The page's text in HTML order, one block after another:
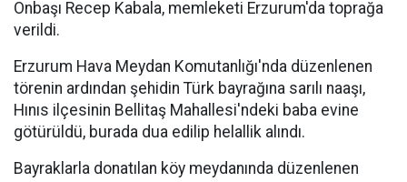
Onbaşı Recep Kabala, memleketi Erzurum'da toprağa
verildi.
Erzurum Hava Meydan Komutanlığı'nda düzenlenen
törenin ardından şehidin Türk bayrağına sarılı naaşı,
Hınıs ilçesinin Bellitaş Mahallesi'ndeki baba evine
götürüldü, burada dua edilip helallik alındı.
Bayraklarla donatılan köy meydanında düzenlenen